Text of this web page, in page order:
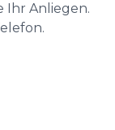
Ihr Anliegen.